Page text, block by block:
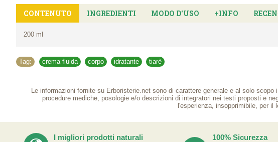
CONTENUTO INGREDIENTI MODO D'USO +INFO
200 ml
Tag: crema fluida corpo idratante tiarè
Le informazioni fornite su Erboristerie.net sono di carattere generale e al solo
procedure mediche, posologie e/o descrizioni di integratori nei testi proposti e
l'esperienza, insopprimibile, per
I migliori prodotti naturali 100% Sicurezza